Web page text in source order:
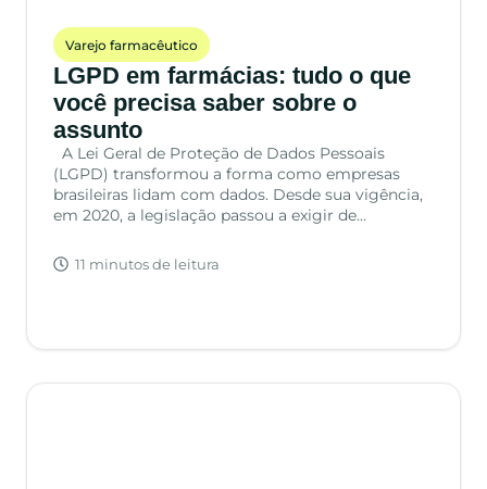
Varejo farmacêutico
LGPD em farmácias: tudo o que
você precisa saber sobre o
assunto
A Lei Geral de Proteção de Dados Pessoais
(LGPD) transformou a forma como empresas
brasileiras lidam com dados. Desde sua vigência,
em 2020, a legislação passou a exigir de…
11 minutos de leitura